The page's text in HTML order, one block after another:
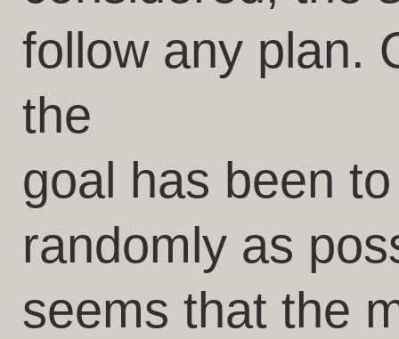
follow any plan.
the
goal has been
randomly as
seems that the